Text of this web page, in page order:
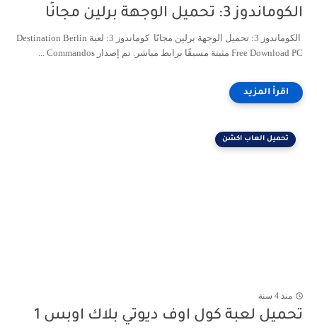
الكوماندوز 3: تحميل الوجهة برلين مجانًا
الكوماندوز 3: تحميل الوجهة برلين مجانًا كوماندوز 3: لعبة Destination Berlin
Free Download PC مثبتة مسبقًا برابط مباشر. تم إصدار Commandos ...
تحميل العاب اكشن
منذ 4 سنة
تحميل لعبة كول اوف ديوتي بلاك اوبس 1